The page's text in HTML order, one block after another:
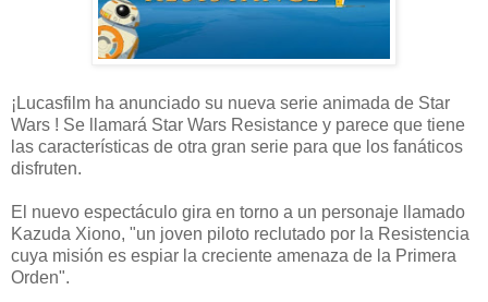
¡Lucasfilm ha anunciado su nueva serie animada de Star
Wars ! Se llamará Star Wars Resistance y parece que tiene
las características de otra gran serie para que los fanáticos
disfruten.
El nuevo espectáculo gira en torno a un personaje llamado
Kazuda Xiono, "un joven piloto reclutado por la Resistencia
cuya misión es espiar la creciente amenaza de la Primera
Orden".